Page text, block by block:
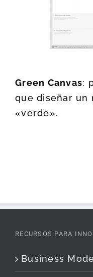
Green Canvas:
que diseñar un
«verde».
RECURSOS PARA
Business